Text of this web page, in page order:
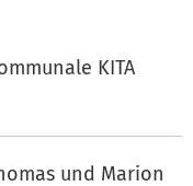
KITA
und Marion